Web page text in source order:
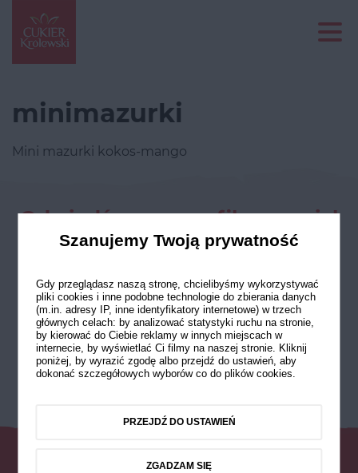
minimazurki
Mini mazurki kokos-mango
Odwiedź nasze profile w social
mediach
Szanujemy Twoją prywatność
Gdy przeglądasz naszą stronę, chcielibyśmy wykorzystywać
pliki cookies i inne podobne technologie do zbierania danych
(m.in. adresy IP, inne identyfikatory internetowe) w trzech
głównych celach: by analizować statystyki ruchu na stronie,
by kierować do Ciebie reklamy w innych miejscach w
internecie, by wyświetlać Ci filmy na naszej stronie. Kliknij
poniżej, by wyrazić zgodę albo przejdź do ustawień, aby
dokonać szczegółowych wyborów co do plików cookies.
PRZEJDŹ DO USTAWIEŃ
ZGADZAM SIĘ